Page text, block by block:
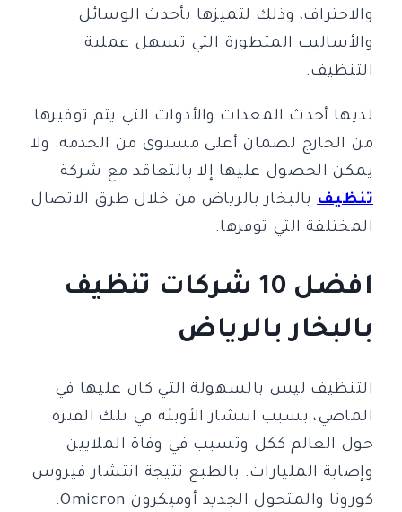
والاحتراف، وذلك لتميزها بأحدث الوسائل
والأساليب المتطورة التي تسهل عملية
التنظيف.
لديها أحدث المعدات والأدوات التي يتم توفيرها
من الخارج لضمان أعلى مستوى من الخدمة. ولا
يمكن الحصول عليها إلا بالتعاقد مع شركة
تنظيفبالبخار بالرياض من خلال طرق الاتصال
المختلفة التي توفرها.
افضل 10 شركات تنظيف
بالبخار بالرياض
التنظيف ليس بالسهولة التي كان عليها في
الماضي، بسبب انتشار الأوبئة في تلك الفترة
حول العالم ككل وتسبب في وفاة الملايين
وإصابة المليارات. بالطبع نتيجة انتشار فيروس
كورونا والمتحول الجديد أوميكرون Omicron.